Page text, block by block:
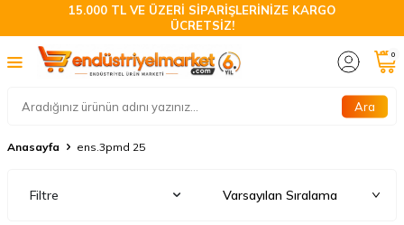
15.000 TL VE ÜZERİ SİPARİŞLERİNİZE KARGO
ÜCRETSİZ!
Ara
0
Anasayfa ens.3pmd 25
Filtre